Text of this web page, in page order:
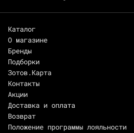
Каталог
О магазине
Бренды
Подборки
Зотов.Карта
Контакты
Акции
Доставка и оплата
Возврат
Положение программы лояльности